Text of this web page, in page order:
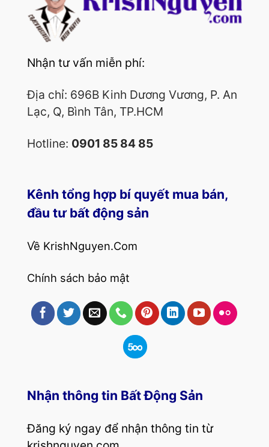
Nhận tư vấn miễn phí:
Địa chỉ: 696B Kinh Dương Vương, P. An
Lạc, Q, Bình Tân, TP.HCM
Hotline: 0901 85 84 85
Kênh tổng hợp bí quyết mua bán,
đầu tư bất động sản
Về KrishNguyen.Com
Chính sách bảo mật
Nhận thông tin Bất Động Sản
Đăng ký ngay để nhận thông tin từ